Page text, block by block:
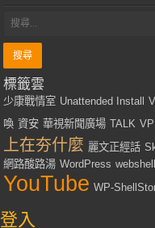
標籤雲
少康戰情室 Unattended Install
喚 資安 華視新聞廣場 TALK
上在夯什麼 麗文正經話
網路酸路湯 WordPress webshell
YouTube WP-
登入